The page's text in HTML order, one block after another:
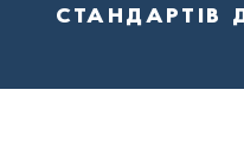
стандартів